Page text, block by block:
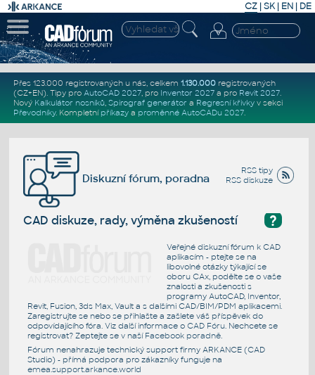
CZ | SK| EN | DE
Přes 123.000 registrovaných u nás, celkem 1.130.000registrovaných
(CZ+EN). Tipy pro AutoCAD 2027, pro Inventor 2027a pro Revit 2027.
Nový Kalkulátor nosníků, Spirograf generátor a Regresní křivkyv sekci
Převodníky. Kompletní příkazya proměnné AutoCADu 2027.
RSS tipy
RSS diskuze
Diskuzní fórum, poradna
?
CAD diskuze, rady, výměna zkušeností
Veřejné diskuzní fórum k CAD
aplikacím - ptejte se na
libovolné otázky týkající se
oboru CAx, podělte se o vaše
znalosti a zkušenosti s
programy AutoCAD, Inventor,
Revit, Fusion, 3ds Max, Vault a s dalšími CAD/BIM/PDM aplikacemi.
Zaregistrujte se nebo se přihlašte a zašlete váš příspěvek do
odpovídajícího fóra. Viz další informace o CAD Fóru. Nechcete se
registrovat? Zeptejte se v naší Facebook poradně.
Fórum nenahrazuje technický support firmy ARKANCE (CAD
Studio) - přímá podpora pro zákazníky funguje na
emea.support.arkance.world